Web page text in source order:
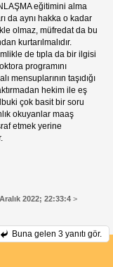
eğitimini alma
da aynı hakka o kadar
olmaz, müfredat da bu
kurtarılmalıdır.
de tıpla da bir ilgisi
programını
taşıdığı
hekim ile eş
çok basit bir soru
okuyanlar maaş
etmek yerine
2022; 22:33:4 >
Buna gelen 3 yanıtı gör.